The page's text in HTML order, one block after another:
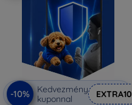
-10%
Kedvezmény
kuponnal
EXTRA10